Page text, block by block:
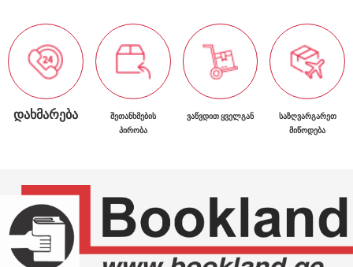
ᲓᲐᲮᲛᲐᲠᲔᲑᲐ
ᲨᲔᲗᲐᲜᲮᲛᲔᲑᲘᲡ
ᲞᲘᲠᲝᲑᲐ
ᲕᲐᲬᲕᲓᲘᲗ ᲧᲕᲔᲚᲒᲐᲜ
ᲡᲐᲖᲦᲕᲐᲠᲒᲐᲠᲔᲗ
ᲛᲘᲬᲝᲓᲔᲑᲐ